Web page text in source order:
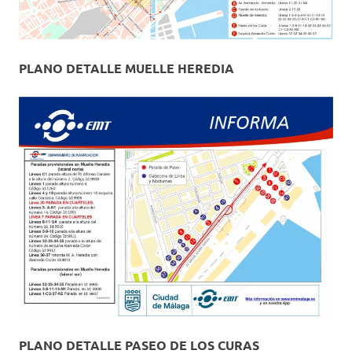
PLANO DETALLE MUELLE HEREDIA
PLANO DETALLE PASEO DE LOS CURAS